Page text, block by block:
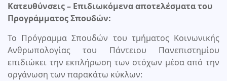
Κατευθύνσεις – Επιδιωκόμενα αποτελέσματα του
Προγράμματος Σπουδών:
Το Πρόγραμμα Σπουδών του τμήματος Κοινωνικής
Ανθρωπολογίας του Πάντειου Πανεπιστημίου
επιδιώκει την εκπλήρωση των στόχων μέσα από την
οργάνωση των παρακάτω κύκλων: